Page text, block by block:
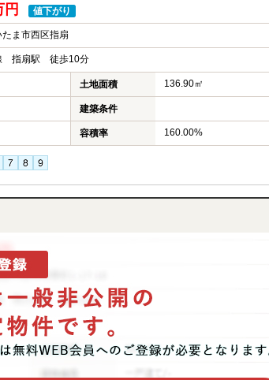
円 値下がり
ま市西区指扇
指扇駅 徒歩10分
土地面積 136.90㎡
建築条件
容積率 160.00%